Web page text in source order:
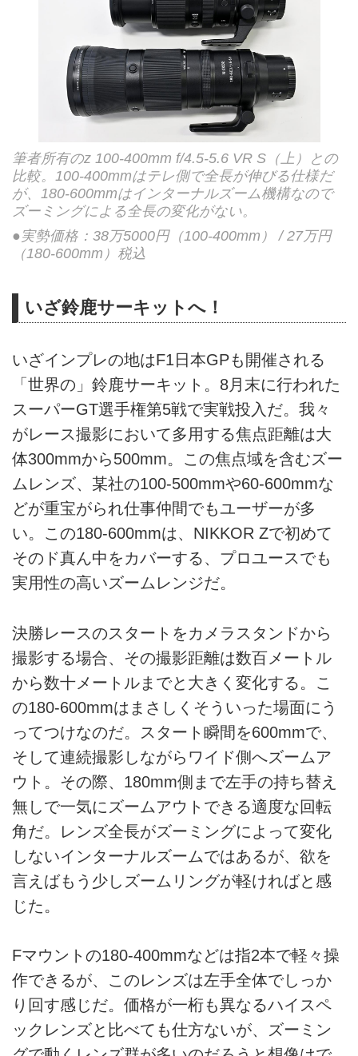
筆者所有のz 100-400mm f/4.5-5.6 VR S（上）との
比較。100-400mmはテレ側で全長が伸びる仕様だ
が、180-600mmはインターナルズーム機構なので
ズーミングによる全長の変化がない。
●実勢価格：38万5000円（100-400mm） / 27万円
（180-600mm）税込
いざ鈴鹿サーキットへ！
いざインプレの地はF1日本GPも開催される
「世界の」鈴鹿サーキット。8月末に行われた
スーパーGT選手権第5戦で実戦投入だ。我々
がレース撮影において多用する焦点距離は大
体300mmから500mm。この焦点域を含むズー
ムレンズ、某社の100-500mmや60-600mmな
どが重宝がられ仕事仲間でもユーザーが多
い。この180-600mmは、NIKKOR Zで初めて
そのド真ん中をカバーする、プロユースでも
実用性の高いズームレンジだ。
決勝レースのスタートをカメラスタンドから
撮影する場合、その撮影距離は数百メートル
から数十メートルまでと大きく変化する。こ
の180-600mmはまさしくそういった場面にう
ってつけなのだ。スタート瞬間を600mmで、
そして連続撮影しながらワイド側へズームア
ウト。その際、180mm側まで左手の持ち替え
無しで一気にズームアウトできる適度な回転
角だ。レンズ全長がズーミングによって変化
しないインターナルズームではあるが、欲を
言えばもう少しズームリングが軽ければと感
じた。
Fマウントの180-400mmなどは指2本で軽々操
作できるが、このレンズは左手全体でしっか
り回す感じだ。価格が一桁も異なるハイスペ
ックレンズと比べても仕方ないが、ズーミン